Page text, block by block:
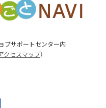
ブサポートセンター内
クセスマップ）